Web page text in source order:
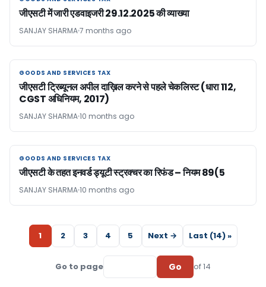
जीएसटी में जारी एडवाइजरी 29.12.2025 की व्याख्या
SANJAY SHARMA7 months ago
GOODS AND SERVICES TAX
GOODS AND SERVICES TAX
जीएसटी ट्रिब्यूनल अपील दाख़िल करने से पहले चेकलिस्ट (धारा 112,
CGST अधिनियम, 2017)
SANJAY SHARMA10 months ago
GOODS AND SERVICES TAX
GOODS AND SERVICES TAX
जीएसटी के तहत इनवर्ड ड्यूटी स्ट्रक्चर का रिफंड – नियम 89(5
SANJAY SHARMA10 months ago
1 2 3 4 5 Next → Last (14) »
Go to page Go of 14